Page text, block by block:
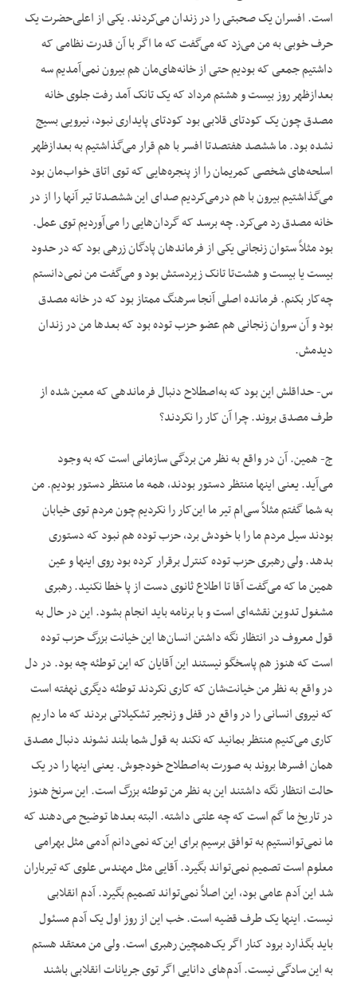
است. افسران یک صحبتی را در زندان می‌کردند. یکی از اعلی‌حضرت یک
حرف خوبی به من می‌زد که می‌گفت که ما اگر با آن قدرت نظامی که
داشتیم جمعی که بودیم حتی از خانه‌های‌مان هم بیرون نمی‌آمدیم سه
بعدازظهر روز بیست و هشتم مرداد که یک تانک آمد رفت جلوی خانه
مصدق چون یک کودتای قلابی بود کودتای پایداری نبود، نیرویی بسیج
نشده بود. ما ششصد هفتصدتا افسر با هم قرار می‌گذاشتیم به بعدازظهر
اسلحه‌های شخصی کمریمان را از پنجره‌هایی که توی اتاق خواب‌مان بود
می‌گذاشتیم بیرون با هم درمی‌کردیم صدای این ششصدتا تیر آنها را از در
خانه مصدق رد می‌کرد. چه برسد که گردان‌هایی را می‌آوردیم توی عمل.
بود مثلاً ستوان زنجانی یکی از فرماندهان پادگان زرهی بود که در حدود
بیست یا بیست و هشت‌تا تانک زیردستش بود و می‌گفت من نمی‌دانستم
چه‌کار بکنم. فرمانده اصلی آنجا سرهنگ ممتاز بود که در خانه مصدق
بود و آن سروان زنجانی هم عضو حزب توده بود که بعدها من در زندان
دیدمش.
س- حداقلش این بود که به‌اصطلاح دنبال فرماندهی که معین شده از
طرف مصدق بروند. چرا آن کار را نکردند؟
ج- همین. آن در واقع به نظر من بردگی سازمانی است که به وجود
می‌آید. یعنی اینها منتظر دستور بودند، همه ما منتظر دستور بودیم. من
به شما گفتم مثلاً سی‌ام تیر ما این‌کار را نکردیم چون مردم توی خیابان
بودند سیل مردم ما را با خودش برد، حزب توده هم نبود که دستوری
بدهد. ولی رهبری حزب توده کنترل برقرار کرده بود روی اینها و عین
همین ما که می‌گفت آقا تا اطلاع ثانوی دست از پا خطا نکنید. رهبری
مشغول تدوین نقشه‌ای است و با برنامه باید انجام بشود. این در حال به
قول معروف در انتظار نگه داشتن انسان‌ها این خیانت بزرگ حزب توده
است که هنوز هم پاسخگو نیستند این آقایان که این توطئه چه بود. در دل
در واقع به نظر من خیانت‌شان که کاری نکردند توطئه دیگری نهفته است
که نیروی انسانی را در واقع در قفل و زنجیر تشکیلاتی بردند که ما داریم
کاری می‌کنیم منتظر بمانید که نکند به قول شما بلند نشوند دنبال مصدق
همان افسرها بروند به صورت به‌اصطلاح خودجوش. یعنی اینها را در یک
حالت انتظار نگه داشتند این به نظر من توطئه بزرگ است. این سرنخ هنوز
در تاریخ ما گم است که چه علتی داشته. البته بعدها توضیح می‌دهند که
ما نمی‌توانستیم به توافق برسیم برای این‌که نمی‌دانم آدمی مثل بهرامی
معلوم است تصمیم نمی‌تواند بگیرد. آقایی مثل مهندس علوی که تیرباران
شد این آدم عامی بود، این اصلاً نمی‌تواند تصمیم بگیرد. آدم انقلابی
نیست. اینها یک طرف قضیه است. خب این از روز اول یک آدم مسئول
باید بگذارد برود کنار اگر یک‌همچین رهبری است. ولی من معتقد هستم
به این سادگی نیست. آدم‌های دانایی اگر توی جریانات انقلابی باشند